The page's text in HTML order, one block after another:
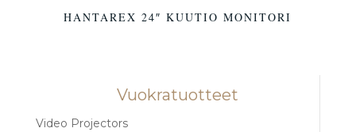
HANTAREX 24″ KUUTIO MONITORI
Vuokratuotteet
Video Projectors